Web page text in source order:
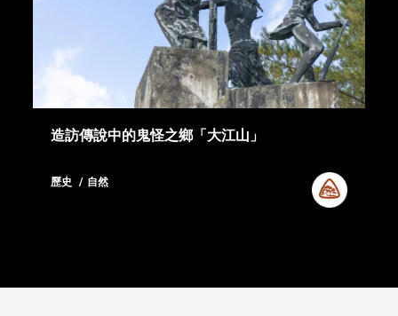
造訪傳說中的鬼怪之鄉「大江山」
歷史 自然